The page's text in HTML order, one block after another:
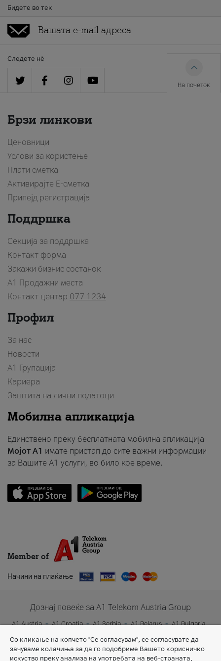
Бидете во тек
Следете нè
На почеток
Брзи линкови
Ценовници
Услови за користење
Плати сметка
Активирајте Е-сметка
Припејд регистрација
Поддршка
Секција за поддршка
Контакт форма
Закажи бизнис состанок
A1 Продажни места
Контакт центар 077 1234
Профил
За нас
Новости
А1 Групација
Кариера
Заштита на лични податоци
Мобилна апликација
Единствено преку бесплатната мобилна апликација
Мојот A1 имате пристап до сите важни информации
за Вашите A1 услуги, во било кое време.
Member of
Начини на плаќање
Дознај повеќе за A1 Telekom Austria Group
A1 Austria A1 Croatia A1 Serbia A1 Belarus
A1 Bulgaria
Со кликање на копчето "Се согласувам", се согласувате да
зачуваме колачиња за да го подобриме Вашето корисничко
искуство преку анализа на употребата на веб-страната,